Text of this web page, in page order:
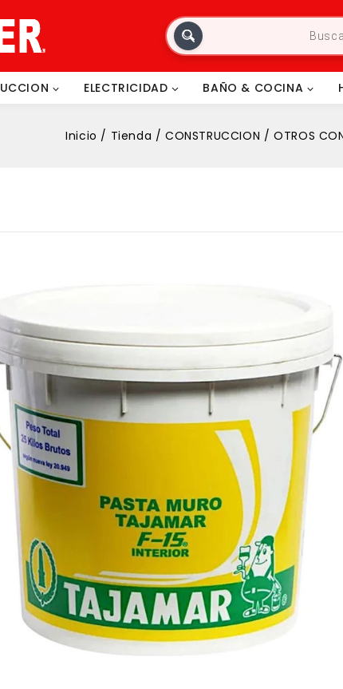
ELECTRICIDAD BAÑO & COCINA
Inicio / Tienda / CONSTRUCCION / OTROS